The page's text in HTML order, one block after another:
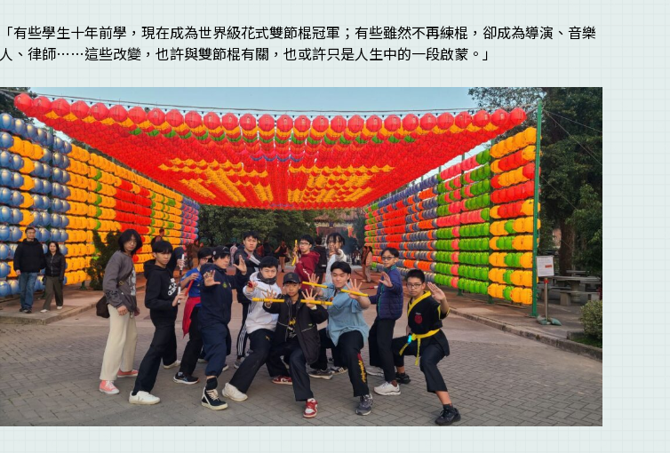
「有些學生十年前學，現在成為世界級花式雙節棍冠軍；有些雖然不再練棍，卻成為導演、音樂
人、律師……這些改變，也許與雙節棍有關，也或許只是人生中的一段啟蒙。」